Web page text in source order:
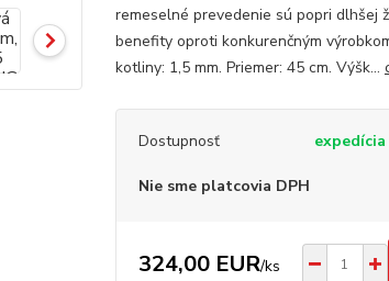
remeselné prevedenie sú popri dlhšej
benefity oproti konkurenčným
kotliny: 1,5 mm. Priemer: 45 cm. Výšk...
Dostupnosť
Nie sme platcovia DPH
324,00 EUR/ks